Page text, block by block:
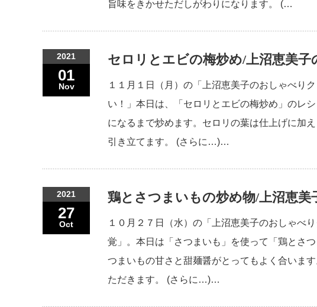
旨味をきかせただしがわりになります。 (…
2021
01
Nov
セロリとエビの梅炒め/上沼恵美
１１月１日（月）の「上沼恵美子のおしゃべり
い！」本日は、「セロリとエビの梅炒め」のレ
になるまで炒めます。セロリの葉は仕上げに加
引き立てます。 (さらに…)…
2021
27
Oct
鶏とさつまいもの炒め物/上沼恵
１０月２７日（水）の「上沼恵美子のおしゃべ
覚」。本日は「さつまいも」を使って「鶏とさ
つまいもの甘さと甜麺醤がとってもよく合いま
ただきます。 (さらに…)…